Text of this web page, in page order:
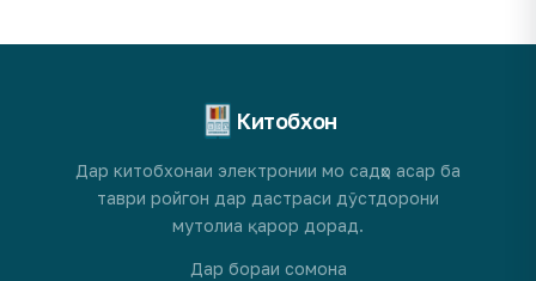
Китобхон
Дар китобхонаи электронии мо садҳо асар ба
таври ройгон дар дастраси дӯстдорони
мутолиа қарор дорад.
Дар бораи сомона